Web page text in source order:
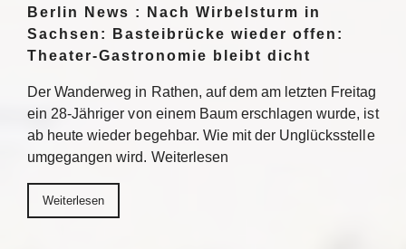
Berlin News : Nach Wirbelsturm in
Sachsen: Basteibrücke wieder offen:
Theater-Gastronomie bleibt dicht
Der Wanderweg in Rathen, auf dem am letzten Freitag
ein 28-Jähriger von einem Baum erschlagen wurde, ist
ab heute wieder begehbar. Wie mit der Unglücksstelle
umgegangen wird. Weiterlesen
Weiterlesen